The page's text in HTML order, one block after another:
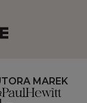
MAREK